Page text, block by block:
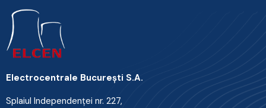
Electrocentrale Bucureşti S.A.
Splaiul Independenţei nr. 227,